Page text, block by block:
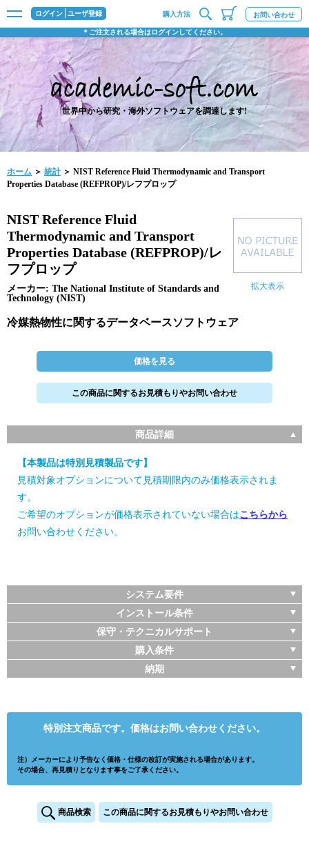
ログイン ユーザ登録
＊ご注文される場合はログインしてください。
購入方法 お問い合わせ
世界中から研究・海外ソフトウェアを調達します!
ホーム ＞ 統計＞ NIST Reference Fluid Thermodynamic and Transport
Properties Database (REFPROP)/レフプロップ
拡大表示
NIST Reference Fluid
Thermodynamic and Transport
Properties Database (REFPROP)/レ
フプロップ
メーカー: The National Institute of Standards and
Technology (NIST)
冷媒熱物性に関するデータベースソフトウェア
価格を見る
この商品に関するお見積もりやお問い合わせ
商品詳細
【本製品は特別見積製品です】
見積対象オプションについて見積期限内のみ価格表示されま
す。
ご希望のオプションが価格表示されていない場合はこちらから
お問い合わせください。
システム要件
インストール条件
保守・テクニカルサポート
購入条件
納期
特別注文商品です。価格はお問い合わせください。
注）メーカーにより予告なく価格・仕様の改訂が実施される場合があります。
その場合、再見積りとなります事をご了承ください。
商品検索 この商品に関するお見積もりやお問い合わせ